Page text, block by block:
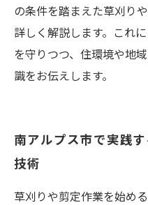
の条件を踏まえた草刈り
詳しく解説します。これ
を守りつつ、住環境や地
識をお伝えします。
南アルプス市で実践
技術
草刈りや剪定作業を始め